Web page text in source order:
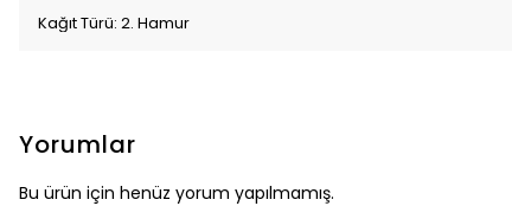
Kağıt Türü: 2. Hamur
Yorumlar
Bu ürün için henüz yorum yapılmamış.